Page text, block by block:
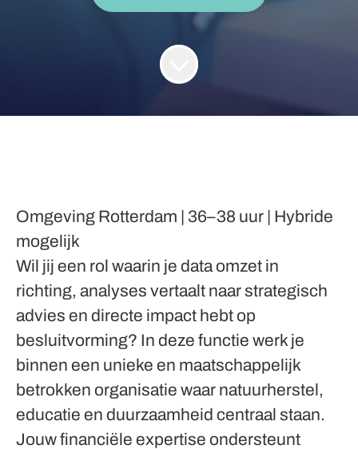
Omgeving Rotterdam | 36–38 uur | Hybride
mogelijk
Wil jij een rol waarin je data omzet in
richting, analyses vertaalt naar strategisch
advies en directe impact hebt op
besluitvorming? In deze functie werk je
binnen een unieke en maatschappelijk
betrokken organisatie waar natuurherstel,
educatie en duurzaamheid centraal staan.
Jouw financiële expertise ondersteunt